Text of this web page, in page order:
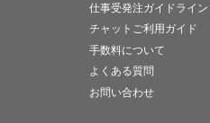
仕事受発注ガイドライン
チャットご利用ガイド
手数料について
よくある質問
お問い合わせ